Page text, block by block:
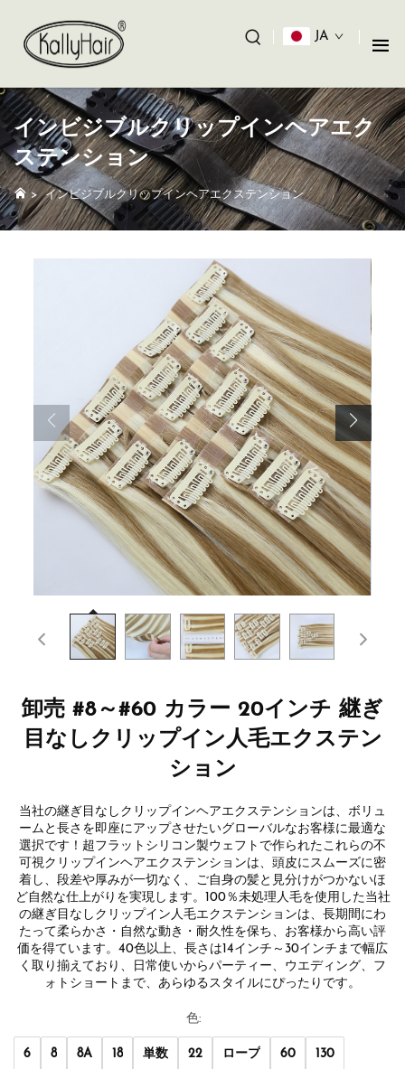
JA
インビジブルクリップインヘアエク
ステンション
>インビジブルクリップインヘアエクステンション
卸売 #8～#60 カラー 20インチ 継ぎ
目なしクリップイン人毛エクステン
ション
当社の継ぎ目なしクリップインヘアエクステンションは、ボリュ
ームと長さを即座にアップさせたいグローバルなお客様に最適な
選択です！超フラットシリコン製ウェフトで作られたこれらの不
可視クリップインヘアエクステンションは、頭皮にスムーズに密
着し、段差や厚みが一切なく、ご自身の髪と見分けがつかないほ
ど自然な仕上がりを実現します。100％未処理人毛を使用した当社
の継ぎ目なしクリップイン人毛エクステンションは、長期間にわ
たって柔らかさ・自然な動き・耐久性を保ち、お客様から高い評
価を得ています。40色以上、長さは14インチ～30インチまで幅広
く取り揃えており、日常使いからパーティー、ウエディング、フ
ォトショートまで、あらゆるスタイルにぴったりです。
色:
6 8 8A 18 単数 22 ロープ 60 130